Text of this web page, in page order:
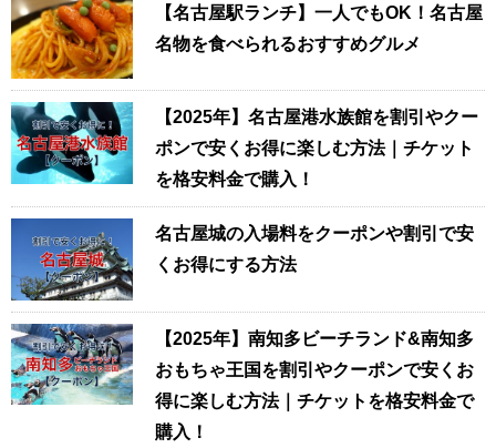
【名古屋駅ランチ】一人でもOK！名古屋
名物を食べられるおすすめグルメ
【2025年】名古屋港水族館を割引やクー
ポンで安くお得に楽しむ方法｜チケット
を格安料金で購入！
名古屋城の入場料をクーポンや割引で安
くお得にする方法
【2025年】南知多ビーチランド&南知多
おもちゃ王国を割引やクーポンで安くお
得に楽しむ方法｜チケットを格安料金で
購入！